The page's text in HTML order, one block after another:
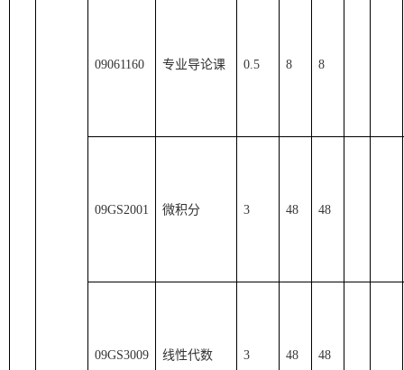
09061160 专业导论课 0.5 8 8
09GS2001 微积分 3 48 48
09GS3009 线性代数 3 48 48